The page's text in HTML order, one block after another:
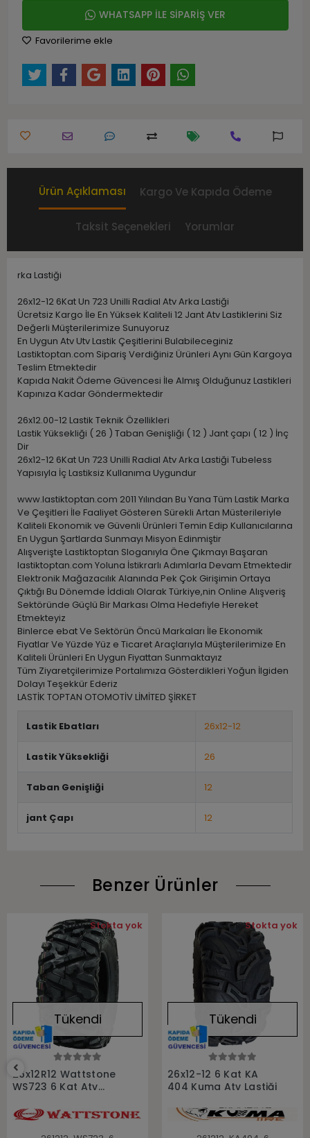
WHATSAPP İLE SİPARİŞ VER
Favorilerime ekle
Ürün Açıklaması Kargo Ve Kapıda Ödeme
Taksit Seçenekleri Yorumlar
rka Lastiği
26x12-12 6Kat Un 723 Unilli Radial Atv Arka Lastiği
Ücretsiz Kargo İle En Yüksek Kaliteli 12 Jant Atv Lastiklerini Siz
Değerli Müşterilerimize Sunuyoruz
En Uygun Atv Utv Lastik Çeşitlerini Bulabileceginiz
Lastiktoptan.com Sipariş Verdiğiniz Ürünleri Aynı Gün Kargoya
Teslim Etmektedir
Kapıda Nakit Ödeme Güvencesi İle Almış Olduğunuz Lastikleri
Kapınıza Kadar Göndermektedir
26x12.00-12 Lastik Teknik Özellikleri
Lastik Yüksekliği ( 26 ) Taban Genişliği ( 12 ) Jant çapı ( 12 ) İnç
Dir
26x12-12 6Kat Un 723 Unilli Radial Atv Arka Lastiği Tubeless
Yapısıyla İç Lastiksiz Kullanıma Uygundur
www.lastiktoptan.com 2011 Yılından Bu Yana Tüm Lastik Marka
Ve Çeşitleri İle Faaliyet Gösteren Sürekli Artan Müsterileriyle
Kaliteli Ekonomik ve Güvenli Ürünleri Temin Edip Kullanıcılarına
En Uygun Şartlarda Sunmayı Misyon Edinmiştir
Alışverişte Lastiktoptan Sloganıyla Öne Çıkmayı Başaran
lastiktoptan.com Yoluna İstikrarlı Adımlarla Devam Etmektedir
Elektronik Mağazacılık Alanında Pek Çok Girişimin Ortaya
Çıktığı Bu Dönemde İddialı Olarak Türkiye,nin Online Alışveriş
Sektöründe Güçlü Bir Markası Olma Hedefiyle Hereket
Etmekteyiz
Binlerce ebat Ve Sektörün Öncü Markaları İle Ekonomik
Fiyatlar Ve Yüzde Yüz e Ticaret Araçlarıyla Müşterilerimize En
Kaliteli Ürünleri En Uygun Fiyattan Sunmaktayız
Tüm Ziyaretçilerimize Portalımıza Gösterdikleri Yoğun İlgiden
Dolayı Teşekkür Ederiz
LASTİK TOPTAN OTOMOTİV LİMİTED ŞİRKET
Lastik Ebatları 26x12-12
Lastik Yüksekliği 26
Taban Genişliği 12
jant Çapı 12
Benzer Ürünler
Stokta Yok
Tükendi
26x12R12 Wattstone
WS723 6 Kat Atv
Stok:Stokta yok
Stokta Yok
Tükendi
26x12-12 6 Kat KA
404 Kuma Atv Lastiği
Stok:Stokta yok